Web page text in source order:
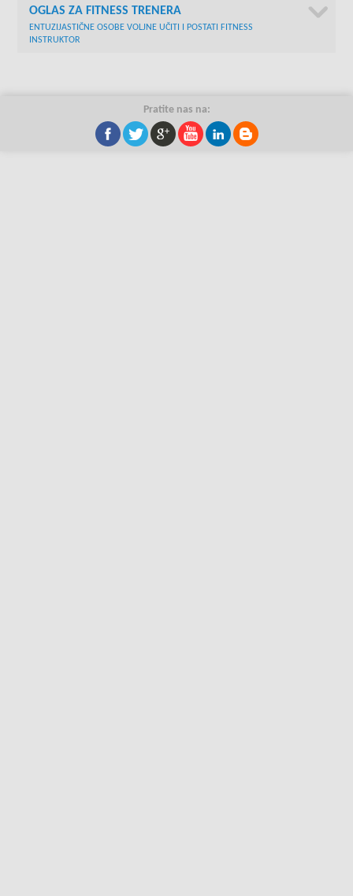
OGLAS ZA FITNESS TRENERA
ENTUZIJASTIČNE OSOBE VOLJNE UČITI I POSTATI FITNESS
INSTRUKTOR
Pratite nas na: